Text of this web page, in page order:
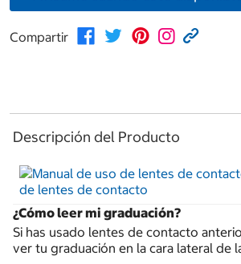
Compartir
Descripción del Producto
de lentes de contacto
¿Cómo leer mi graduación?
Si has usado lentes de contacto
ver tu graduación en la cara lateral de